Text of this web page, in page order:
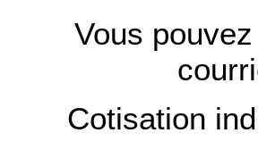
Vous
Cotisation